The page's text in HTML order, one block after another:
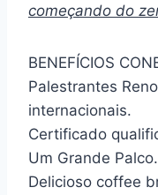
começando do
BENEFÍCIOS
Palestrantes
internacionais.
Certificado
Um Grande Palco.
Delicioso coffee